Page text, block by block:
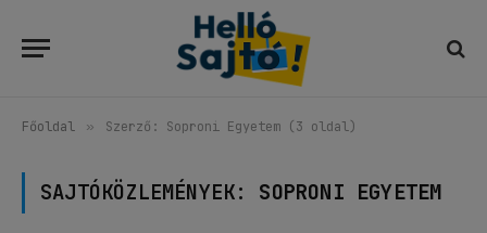
Főoldal » Szerző: Soproni Egyetem (3 oldal)
SAJTÓKÖZLEMÉNYEK: SOPRONI EGYETEM